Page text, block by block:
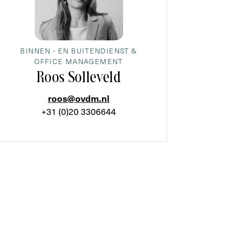
BINNEN - EN BUITENDIENST &
OFFICE MANAGEMENT
Roos Solleveld
roos@ovdm.nl
+31 (0)20 3306644